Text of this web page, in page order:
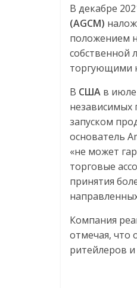
В декабре
(AGCM)
положением
собственной
торгующими
В США в июле
независимых
запуском
основатель
«не может
торговые
принятия
Компания
отмечая, что
ритейлеров